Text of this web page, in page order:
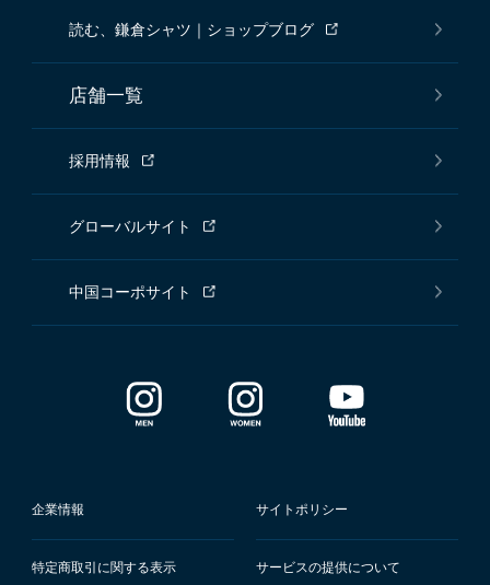
読む、鎌倉シャツ｜ショップブログ
店舗一覧
採用情報
グローバルサイト
中国コーポサイト
企業情報 サイトポリシー
特定商取引に関する表示 サービスの提供について